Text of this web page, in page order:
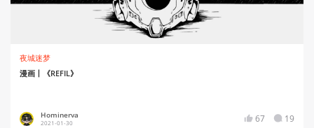
夜城迷梦
漫画丨《REFIL》
Hominerva
2021-01-30 67 19